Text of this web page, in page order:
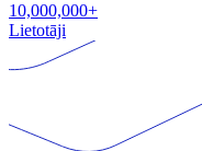
10,000,000+
Lietotāji